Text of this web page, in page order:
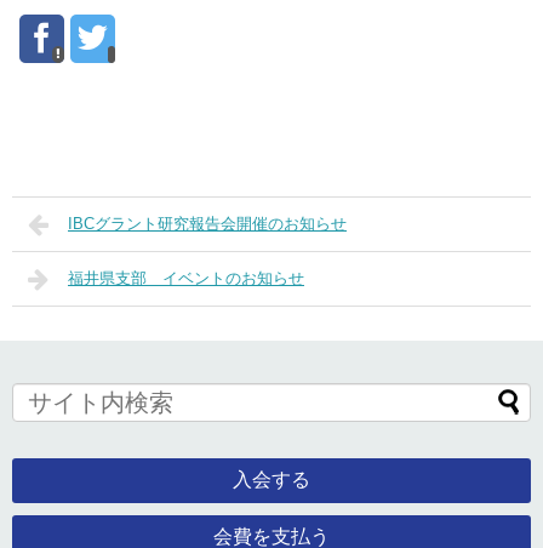
IBCグラント研究報告会開催のお知らせ
福井県支部 イベントのお知らせ
入会する
会費を支払う